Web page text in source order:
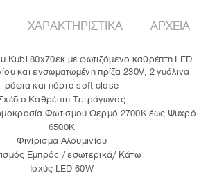
ΧΑΡΑΚΤΗΡΙΣΤΙΚΑ ΑΡΧΕΙΑ
Kubi 80x70εκ με φωτιζόμενο καθρέπτη LED
και ενσωματωμένη πρίζα 230V, 2 γυάλινα
ράφια και πόρτα soft close
Καθρέπτη Τετράγωνος
Φωτισμού Θερμό 2700K έως Ψυχρό
6500K
Φινίρισμα Αλουμινίου
Εμπρός / εσωτερικά/ Κάτω
Ισχύς LED 60W